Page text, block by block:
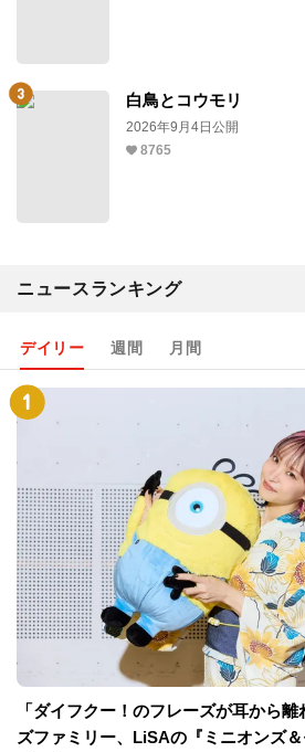
白鳥とコウモリ
2026年9月4日公開
8765
ニュースランキング
デイリー 週間 月間
「ダイフクー！のフレーズが耳から
ズファミリー、LiSAの『ミニオンズ